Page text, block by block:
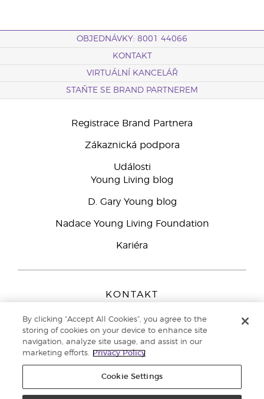
OBJEDNÁVKY: 8001 44066
KONTAKT
VIRTUÁLNÍ KANCELÁŘ
STAŇTE SE BRAND PARTNEREM
Registrace Brand Partnera
Zákaznická podpora
Události
Young Living blog
D. Gary Young blog
Nadace Young Living Foundation
Kariéra
KONTAKT
Peizerweg 97
9727 AJ Groningen
Netherlands
Zákaznická podpora800 144 066
By clicking “Accept All Cookies”, you agree to the
storing of cookies on your device to enhance site
navigation, analyze site usage, and assist in our
marketing efforts.
Privacy Policy
Cookie Settings